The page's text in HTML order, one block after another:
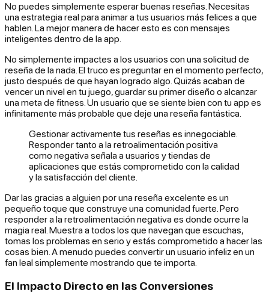
No puedes simplemente esperar buenas reseñas. Necesitas
una estrategia real para animar a tus usuarios más felices a que
hablen. La mejor manera de hacer esto es con mensajes
inteligentes dentro de la app.
No simplemente impactes a los usuarios con una solicitud de
reseña de la nada. El truco es preguntar en el momento perfecto,
justo después de que hayan logrado algo. Quizás acaban de
vencer un nivel en tu juego, guardar su primer diseño o alcanzar
una meta de fitness. Un usuario que se siente bien con tu app es
infinitamente más probable que deje una reseña fantástica.
Gestionar activamente tus reseñas es innegociable.
Responder tanto a la retroalimentación positiva
como negativa señala a usuarios y tiendas de
aplicaciones que estás comprometido con la calidad
y la satisfacción del cliente.
Dar las gracias a alguien por una reseña excelente es un
pequeño toque que construye una comunidad fuerte. Pero
responder a la retroalimentación negativa es donde ocurre la
magia real. Muestra a todos los que navegan que escuchas,
tomas los problemas en serio y estás comprometido a hacer las
cosas bien. A menudo puedes convertir un usuario infeliz en un
fan leal simplemente mostrando que te importa.
El Impacto Directo en las Conversiones